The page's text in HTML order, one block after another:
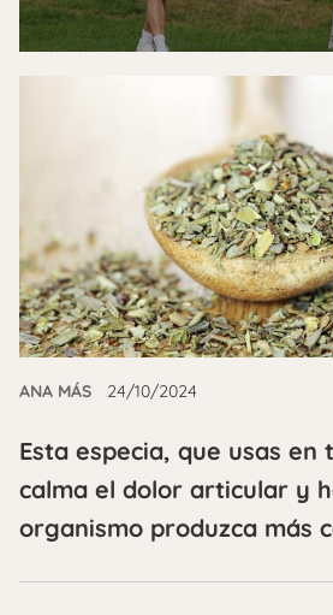
ANA MÁS 24/10/2024
Esta especia, que usas en
calma el dolor articular y
organismo produzca más